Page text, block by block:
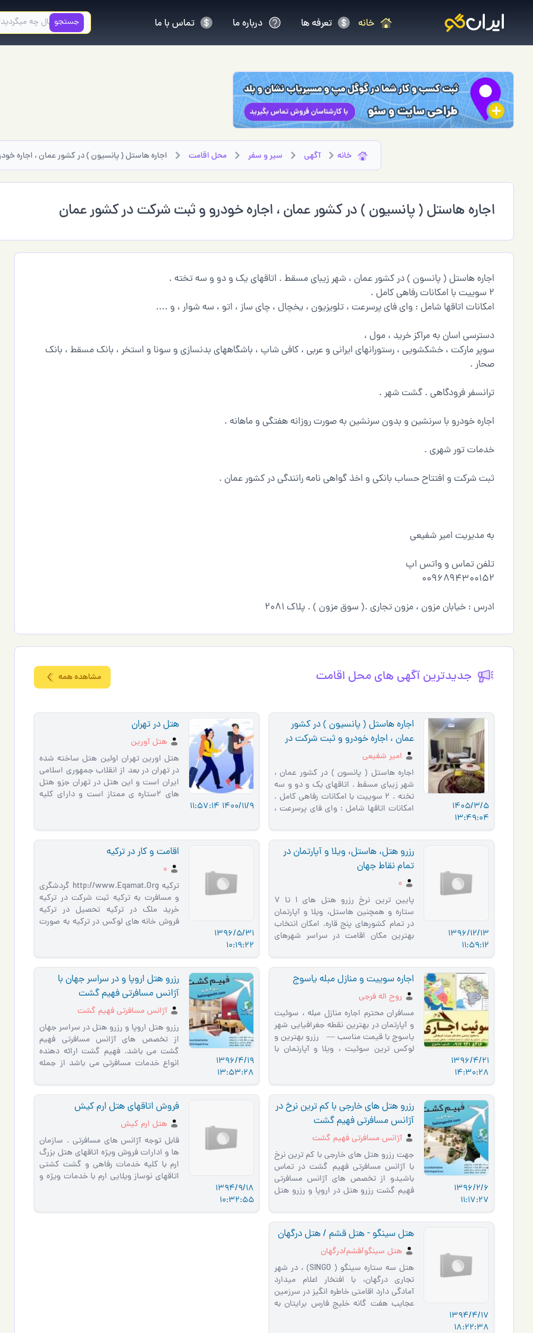
جستجو خانه تعرفه ها درباره ما تماس با ما
خانه آگهی سير و سفر محل اقامت اجاره هاستل ( پانسیون ) در كشور عمان ، اجاره
اجاره هاستل ( پانسیون ) در كشور عمان ، اجاره خودرو و ثبت شرکت در کشور عمان
اجاره هاستل ( پانسون ) در كشور عمان ، شهر زيبای مسقط . اتاقهاي يك و دو و سه تخته .
٢ سوييت با امكانات رفاهي كامل .
امكانات اتاقها شامل : واي فاي پرسرعت ، تلويزيون ، يخچال ، چاي ساز ، اتو ، سه شوار ، و ....
دسترسي اسان به مراكز خريد ، مول ،
سوپر ماركت ، خشكشويی ، رستورانهای ايرانی و عربی ، كافي شاپ ، باشگاههای بدنسازی و سونا و استخر ، بانك مسقط ، بانك
صحار .
ترانسفر فرودگاهی . گشت شهر .
اجاره خودرو با سرنشين و بدون سرنشين به صورت روزانه هفتگی و ماهانه .
خدمات تور شهری .
ثبت شركت و افتتاح حساب بانكی و اخذ گواهی نامه رانندگی در كشور عمان .
به مديريت امير شفيعي
تلفن تماس و واتس اپ
٠٠٩٦٨٩٤٣٠٠١٥٢
ادرس : خيابان مزون ، مزون تجاري .( سوق مزون ) . پلاك ٢٠٨١
جدیدترین آگهی های محل اقامت مشاهده همه
1405/3/5
13:49:04
اجاره هاستل ( پانسیون ) در كشور
عمان ، اجاره خودرو و ثبت شرکت در
کشور عمان
امير شفيعي
اجاره هاستل ( پانسون ) در كشور عمان ،
شهر زيبای مسقط . اتاقهاي يك و دو و سه
تخته . ٢ سوييت با امكانات رفاهي كامل .
امكانات اتاقها شامل : واي فاي پرسرعت ،
1400/11/9 11:57:14
هتل در تهران
هتل آورین
هتل اورین تهران اولین هتل ساخته شده
در تهران در بعد از انقلاب جمهوری اسلامی
ایران است و این هتل در تهران جزو هتل
های 2ستاره ی ممتاز است و دارای کلیه
1396/12/13
11:59:12
رزرو هتل، هاستل، ویلا و آپارتمان در
تمام نقاط جهان
0
پایین ترین نرخ رزرو هتل های 1 تا 7
ستاره و همچنین هاستل، ویلا و آپارتمان
در تمام کشورهای پنج قاره. امکان انتخاب
بهترین مکان اقامت در سراسر شهرهای
1396/5/31
10:19:22
اقامت و کار در ترکیه
0
ترکیه http://www.Eqamat.Org گردشگری
و مسافرت به ترکیه ثبت شرکت در ترکیه
خرید ملک در ترکیه تحصیل در ترکیه
فروش خانه های لوکس در ترکیه به صورت
1396/4/21
14:30:28
اجاره سوییت و منازل مبله یاسوج
روح اله فرجی
مسافران محترم اجاره منازل مبله ، سوئیت
و آپارتمان در بهترین نقطه جغرافیایی شهر
یاسوج با قیمت مناسب — رزرو بهترین و
لوکس ترین سوئیت ، ویلا و آپارتمان با
1396/4/19
13:53:28
رزرو هتل اروپا و در سراسر جهان با
آژانس مسافرتی فهیم گشت
آژانس مسافرتی فهیم گشت
رزرو هتل اروپا و رزرو هتل در سراسر جهان
از تخصص های آژانس مسافرتی فهیم
گشت می باشد. فهیم گشت ارائه دهنده
انواع خدمات مسافرتی می باشد از جمله
1396/2/6
11:17:27
رزرو هتل های خارجی با کم ترین نرخ در
آژانس مسافرتی فهیم گشت
آژانس مسافرتی فهیم گشت
جهت رزرو هتل های خارجی با کم ترین نرخ
با آژانس مسافرتی فهیم گشت در تماس
باشیدو از تخصص های آژانس مسافرتی
فهیم گشت رزرو هتل در اروپا و رزرو هتل
1394/9/18
10:32:55
فروش اتاقهای هتل ارم کیش
هتل ارم کیش
قابل توجه آژانس های مسافرتی . سازمان
ها و ادارات فروش ویژه اتاقهای هتل بزرگ
ارم با کلیه خدمات رفاهی و گشت کشتی
اتاقهای نوساز ویلایی ارم با خدمات ویژه و
1394/4/17
18:22:38
هتل سینگو - هتل قشم / هتل درگهان
هتل سینگو/قشم/درگهان
هتل سه ستاره سینگو ( SINGO) ، در شهر
تجاری درگهان، با افتخار اعلام میدارد
آمادگی دارد اقامتی خاطره انگیز در سرزمین
عجایب هفت گانه خلیج فارس برایتان به